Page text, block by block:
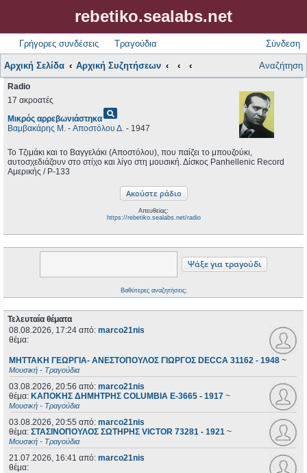
rebetiko.sealabs.net
Γρήγορες συνδέσεις Τραγούδια Σύνδεση
Αρχική Σελίδα Αρχική Συζητήσεων Αναζήτηση
Radio
17 ακροατές
Μικρός αρρεβωνιάστηκαpageview
Βαμβακάρης Μ. - Αποστόλου Δ. - 1947
Το Τζιμάκι και το Βαγγελάκι (Αποστόλου), που παίζει το μπουζούκι,
αυτοσχεδιάζουν στο στίχο και λίγο στη μουσική. Δίσκος Panhellenic Record
Αμερικής / P-133
Απευθείας:
https://rebetiko.sealabs.net/radio
Βαθύτερες αναζητήσεις;
Τελευταία θέματα
08.08.2026, 17:24 από: marco21nis
θέμα:
ΜΗΤΤΑΚΗ ΓΕΩΡΓΙΑ- ΑΝΕΣΤΟΠΟΥΛΟΣ ΓΙΩΡΓΟΣ DECCA 31162 - 1948 ~
Μουσική - Τραγούδια
03.08.2026, 20:56 από: marco21nis
θέμα: ΚΑΠΟΚΗΣ ΔΗΜΗΤΡΗΣ COLUMBIA E-3665 - 1917 ~
Μουσική - Τραγούδια
03.08.2026, 20:55 από: marco21nis
θέμα: ΣΤΑΣΙΝΟΠΟΥΛΟΣ ΣΩΤΗΡΗΣ VICTOR 73281 - 1921 ~
Μουσική - Τραγούδια
21.07.2026, 16:41 από: marco21nis
θέμα: